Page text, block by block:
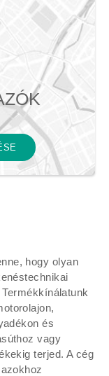
hogy olyan
és
vagy
terjed. A cég